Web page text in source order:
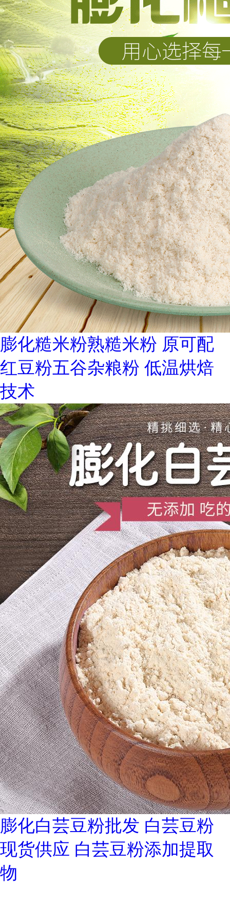
膨化糙米粉熟糙米粉 原可配
红豆粉五谷杂粮粉 低温烘焙
技术
膨化白芸豆粉批发 白芸豆粉
现货供应 白芸豆粉添加提取
物